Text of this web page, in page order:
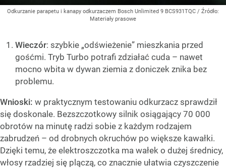
Odkurzanie parapetu i kanapy odkurzaczem Bosch Unlimited 9 BCS931TQC / Źródło:
Materiały prasowe
Wieczór: szybkie „odświeżenie” mieszkania przed
gośćmi. Tryb Turbo potrafi zdziałać cuda – nawet
mocno wbita w dywan ziemia z doniczek znika bez
problemu.
Wnioski: w praktycznym testowaniu odkurzacz sprawdził
się doskonale. Bezszczotkowy silnik osiągający 70 000
obrotów na minutę radzi sobie z każdym rodzajem
zabrudzeń – od drobnych okruchów po większe kawałki.
Dzięki temu, że elektroszczotka ma wałek o dużej średnicy,
włosy rzadziej się plączą, co znacznie ułatwia czyszczenie